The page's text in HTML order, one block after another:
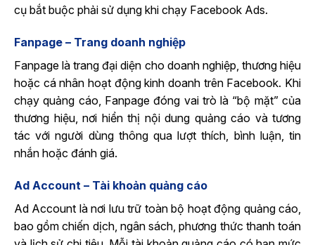
cụ bắt buộc phải sử dụng khi chạy Facebook Ads.
Fanpage – Trang doanh nghiệp
Fanpage là trang đại diện cho doanh nghiệp, thương hiệu
hoặc cá nhân hoạt động kinh doanh trên Facebook. Khi
chạy quảng cáo, Fanpage đóng vai trò là “bộ mặt” của
thương hiệu, nơi hiển thị nội dung quảng cáo và tương
tác với người dùng thông qua lượt thích, bình luận, tin
nhắn hoặc đánh giá.
Ad Account – Tài khoản quảng cáo
Ad Account là nơi lưu trữ toàn bộ hoạt động quảng cáo,
bao gồm chiến dịch, ngân sách, phương thức thanh toán